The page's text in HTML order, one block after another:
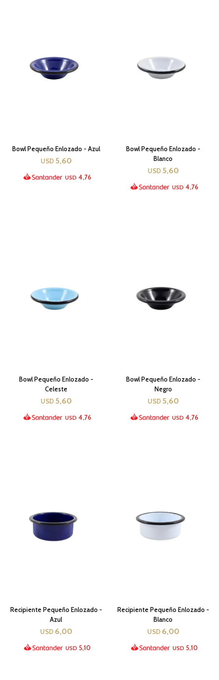
Bowl Pequeño Enlozado - Azul
USD 5,60
USD 4,76
Bowl Pequeño Enlozado -
Blanco
USD 5,60
USD 4,76
Bowl Pequeño Enlozado -
Celeste
USD 5,60
USD 4,76
Bowl Pequeño Enlozado -
Negro
USD 5,60
USD 4,76
Recipiente Pequeño Enlozado -
Azul
USD 6,00
USD 5,10
Recipiente Pequeño Enlozado -
Blanco
USD 6,00
USD 5,10